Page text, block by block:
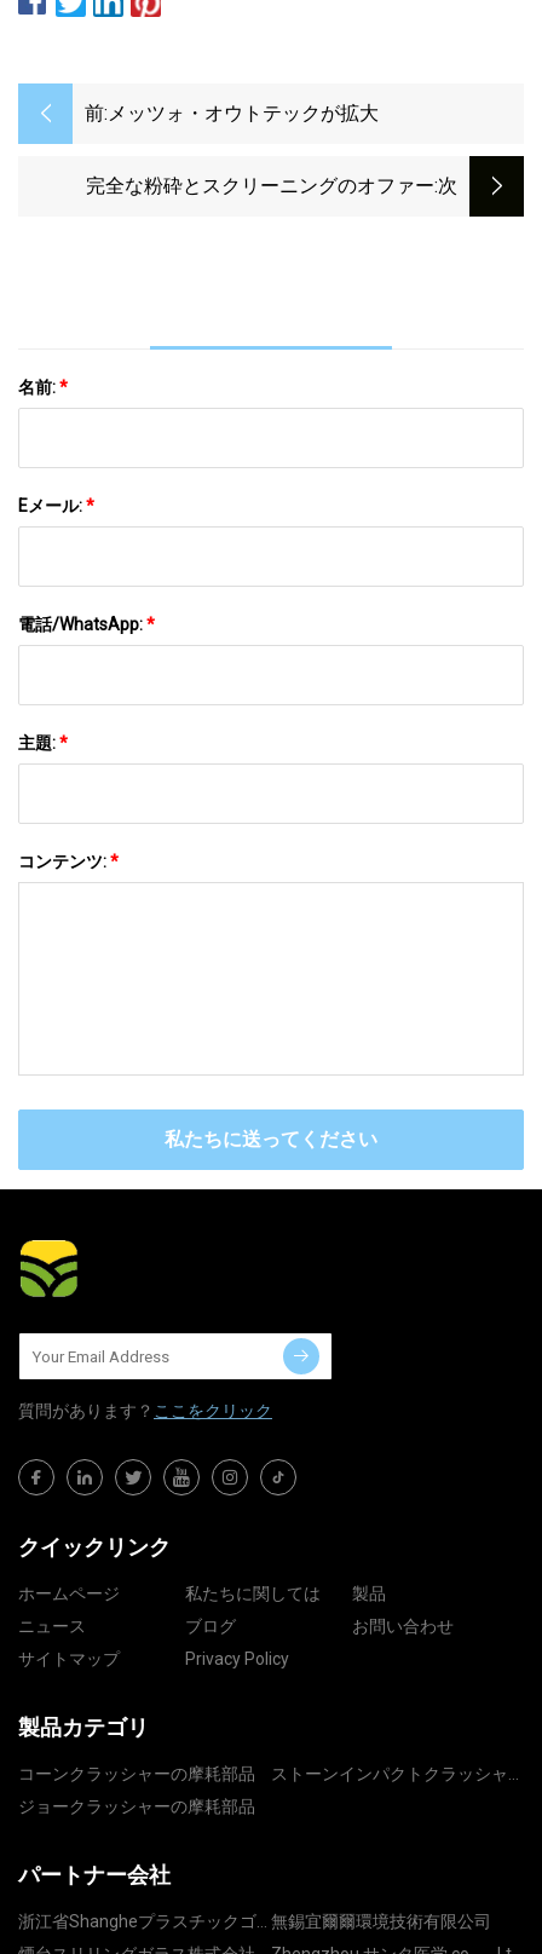
前:メッツォ・オウトテックが拡大
完全な粉砕とスクリーニングのオファー:次
名前:*
Eメール:*
電話/WhatsApp:*
主題:*
コンテンツ:*
私たちに送ってください
質問​​があります？ ここをクリック
クイックリンク
ホームページ 私たちに関しては
製品
ニュース
ブログ
お問い合わせ
サイトマップ
Privacy Policy
製品カテゴリ
コーンクラッシャーの摩耗部品
ストーンインパクトクラッシャ
ジョークラッシャーの摩耗部品
パートナー会社
浙江省Shangheプラスチックゴ
ム材料有限公司
無錫宜爾爾環境技術有限公司